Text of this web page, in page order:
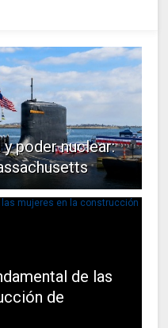
poder nuclear:
de las
de